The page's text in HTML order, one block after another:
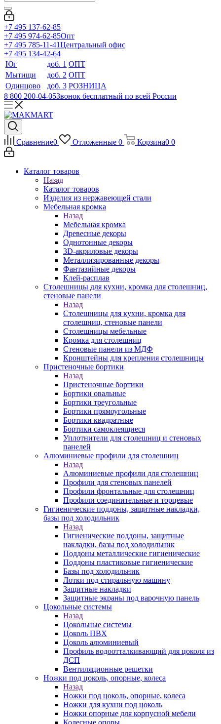
+7 495 137-62-85
+7 495 974-62-85Опт
+7 495 785-11-41Центральный офис
+7 495 134-42-64
Юг
доб. 1 ОПТ
Мытищи
доб. 2 ОПТ
Одинцово
доб. 3 РОЗНИЦА
8 800 200-04-05Звонок бесплатный по всей России
Сравнение0 Отложенные 0 Корзина0 0
Каталог товаров
Назад
Каталог товаров
Изделия из нержавеющей стали
Мебельная кромка
Назад
Мебельная кромка
Древесные декоры
Однотонные декоры
3D-акриловые декоры
Металлизированные декоры
Фантазийные декоры
Клей-расплав
Столешницы для кухни, кромка для столешниц,
стеновые панели
Назад
Столешницы для кухни, кромка для
столешниц, стеновые панели
Столешницы мебельные
Кромка для столешниц
Стеновые панели из МДФ
Кронштейны для крепления столешницы
Пристеночные бортики
Назад
Пристеночные бортики
Бортики овальные
Бортики треугольные
Бортики прямоугольные
Бортики квадратные
Бортики самоклеящиеся
Уплотнители для столешниц и стеновых
панелей
Алюминиевые профили для столешниц
Назад
Алюминиевые профили для столешниц
Профили для стеновых панелей
Профили фронтальные для столешниц
Профили соединительные и торцевые
Гигиенические поддоны, защитные накладки,
базы под холодильник
Назад
Гигиенические поддоны, защитные
накладки, базы под холодильник
Поддоны металлические гигиенические
Поддоны пластиковые гигиенические
Базы под холодильник
Лотки под стиральную машину
Защитные накладки
Защитные экраны под варочную панель
Цокольные системы
Назад
Цокольные системы
Цоколь ПВХ
Цоколь алюминиевый
Профиль водоотталкивающий для цоколя из
ДСП
Вентиляционные решетки
Ножки под цоколь, опорные, колеса
Назад
Ножки под цоколь, опорные, колеса
Ножки для кухни под цоколь
Ножки опорные для корпусной мебели
Колесные опоры